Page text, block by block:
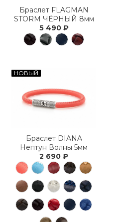
Браслет FLAGMAN
STORM ЧЁРНЫЙ 8мм
5 490 ₽
НОВЫЙ
Браслет DIANA
Нептун Волны 5мм
2 690 ₽